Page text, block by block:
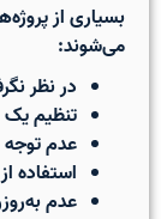
بسیاری از
می‌شوند:
در نظر
تنظیم یک
عدم توجه
استفاده
عدم